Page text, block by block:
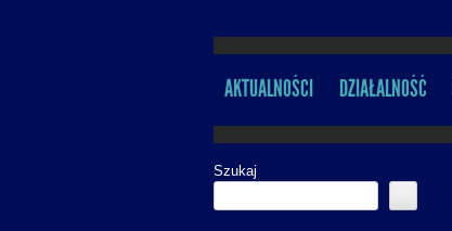
MENU
AKTUALNOŚCI DZIAŁALNOŚĆ
Szukaj